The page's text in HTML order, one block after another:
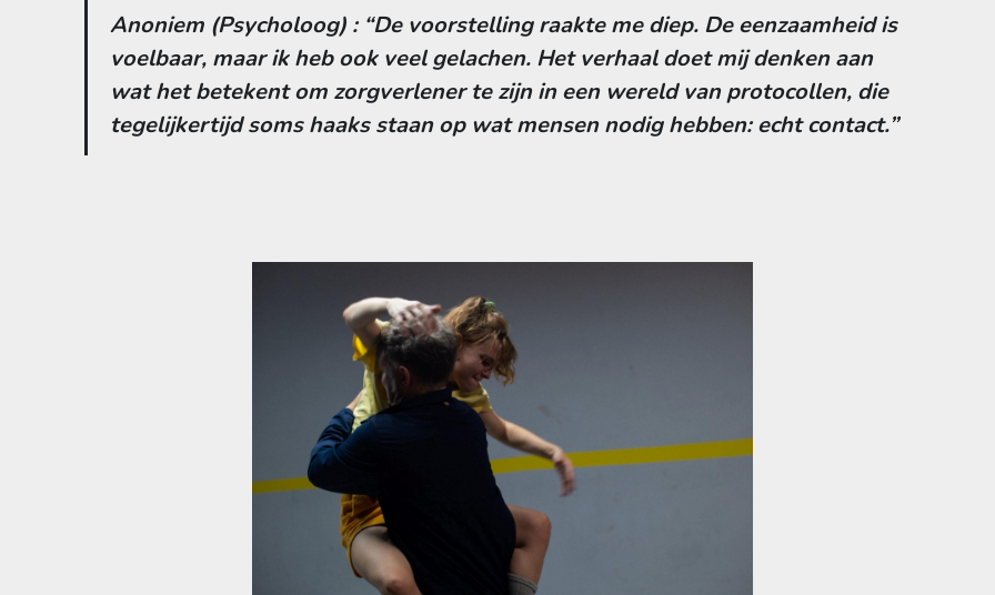
Anoniem (Psycholoog) : “De voorstelling raakte me diep. De eenzaamheid is
voelbaar, maar ik heb ook veel gelachen. Het verhaal doet mij denken aan
wat het betekent om zorgverlener te zijn in een wereld van protocollen, die
tegelijkertijd soms haaks staan op wat mensen nodig hebben: echt contact.”